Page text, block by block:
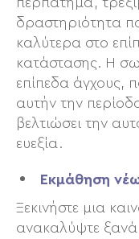
περπάτημα,
δραστηριότητα
καλύτερα στο
κατάστασης. Η
επίπεδα άγχους,
αυτήν την
βελτιώσει την
ευεξία.
Εκμάθηση
Ξεκινήστε μια
ανακαλύψτε